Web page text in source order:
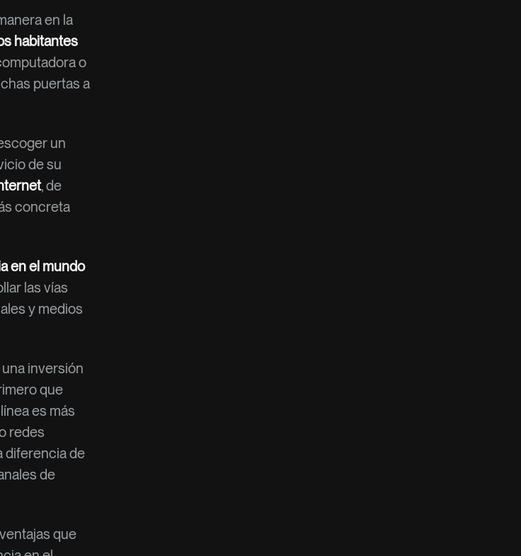
en la
habitantes
o
puertas a
un
de su
, de
concreta
en el mundo
las vías
y medios
inversión
que
es más
redes
diferencia de
de
que